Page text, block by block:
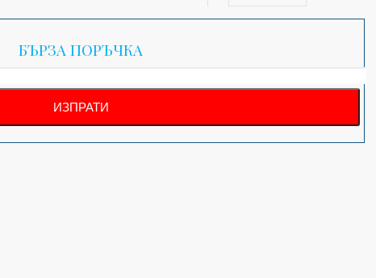
БЪРЗА ПОРЪЧКА